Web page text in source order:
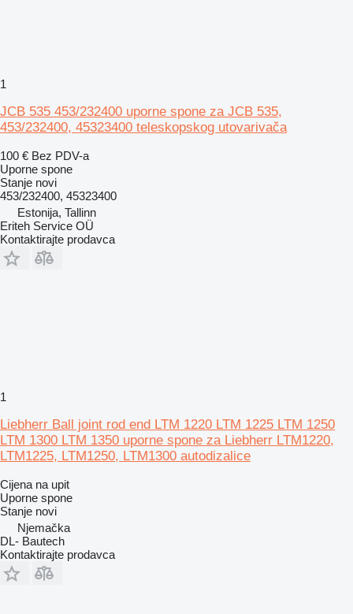
1
JCB 535 453/232400 uporne spone za JCB 535,
453/232400, 45323400 teleskopskog utovarivača
100 € Bez PDV-a
Uporne spone
Stanje novi
453/232400, 45323400
Estonija, Tallinn
Eriteh Service OÜ
Kontaktirajte prodavca
1
Liebherr Ball joint rod end LTM 1220 LTM 1225 LTM 1250
LTM 1300 LTM 1350 uporne spone za Liebherr LTM1220,
LTM1225, LTM1250, LTM1300 autodizalice
Cijena na upit
Uporne spone
Stanje novi
Njemačka
DL- Bautech
Kontaktirajte prodavca